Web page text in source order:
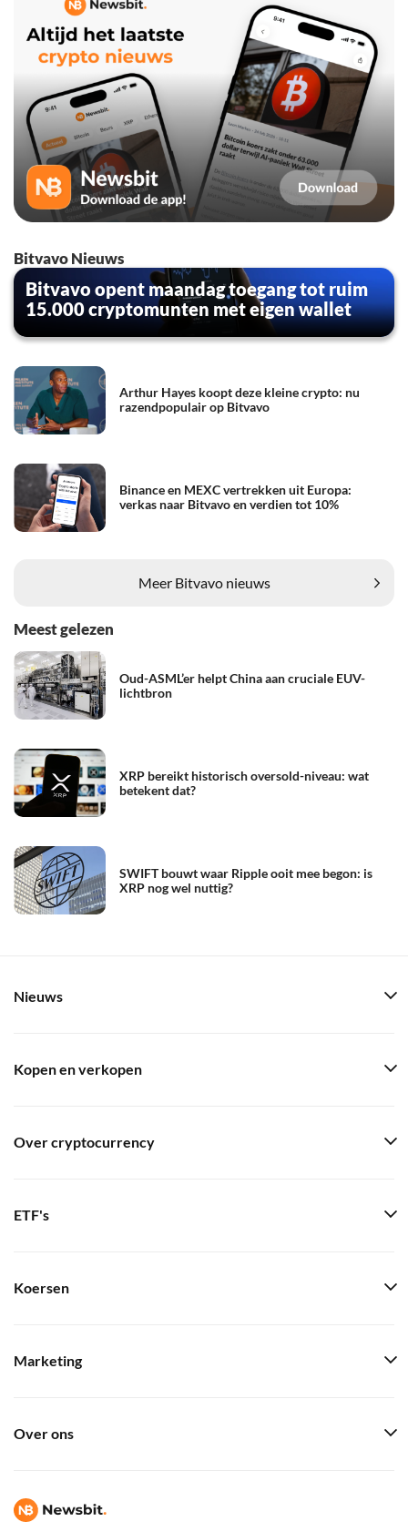
Bitvavo Nieuws
Bitvavo opent maandag toegang tot ruim
15.000 cryptomunten met eigen wallet
Arthur Hayes koopt deze kleine crypto: nu
razendpopulair op Bitvavo
Binance en MEXC vertrekken uit Europa:
verkas naar Bitvavo en verdien tot 10%
Meer Bitvavo nieuws
Meest gelezen
Oud-ASML’er helpt China aan cruciale EUV-
lichtbron
XRP bereikt historisch oversold-niveau: wat
betekent dat?
SWIFT bouwt waar Ripple ooit mee begon: is
XRP nog wel nuttig?
Nieuws
Kopen en verkopen
Over cryptocurrency
ETF's
Koersen
Marketing
Over ons